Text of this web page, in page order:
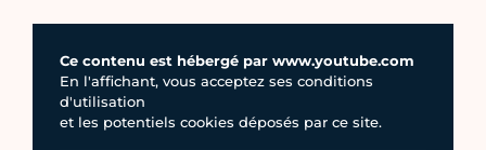
Ce contenu est hébergé par www.youtube.com
En l'affichant, vous acceptez ses conditions
d'utilisation
et les potentiels cookies déposés par ce site.